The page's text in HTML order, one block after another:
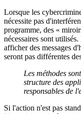
Lorsque les
nécessite pas
programme, des «
nécessaires sont
afficher des messages
seront pas différentes
Les méthodes
structure des
responsables de
Si l'action n'est pas